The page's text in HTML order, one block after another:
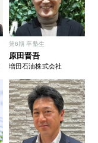
第6期 卒塾生
原田晋吾
増田石油株式会社